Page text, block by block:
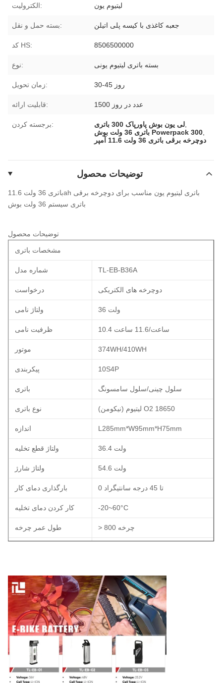
الکترولیت: لیتیوم یون
بسته حمل و نقل: جعبه کاغذی با کیسه پلی اتیلن
کد HS: 8506500000
نوع: بسته باتری لیتیوم یونی
زمان تحویل: 30-45 روز
قابلیت ارائه: 1500 عدد در روز
برجسته کردن: لی یون بوش پاورپاک 300 باتری
باتری 36 ولت بوش Powerpack 300
دوچرخه برقی باتری 36 ولت 11.6 آمپر
توضیحات محصول
باتری 36 ولت 11.6ah باتری لیتیوم یون مناسب برای دوچرخه برقی
باتری سیستم 36 ولت بوش
توضیحات محصول
مشخصات باتری
شماره مدل TL-EB-B36A
درخواست دوچرخه های الکتریکی
ولتاژ نامی 36 ولت
ظرفیت نامی 10.4 ساعت/11.6 ساعت
موتور 374WH/410WH
پیکربندی 10S4P
باتری سلول چینی/سلول سامسونگ
نوع باتری لیتیوم (نیکومن) O2 18650
اندازه L285mm*W95mm*H75mm
ولتاژ قطع تخلیه 36.4 ولت
ولتاژ شارژ 54.6 ولت
بارگذاری دمای کار 0 تا 45 درجه سانتیگراد
کار کردن دمای تخلیه -20~60°C
طول عمر چرخه > 800 چرخه
تضمین 1سال